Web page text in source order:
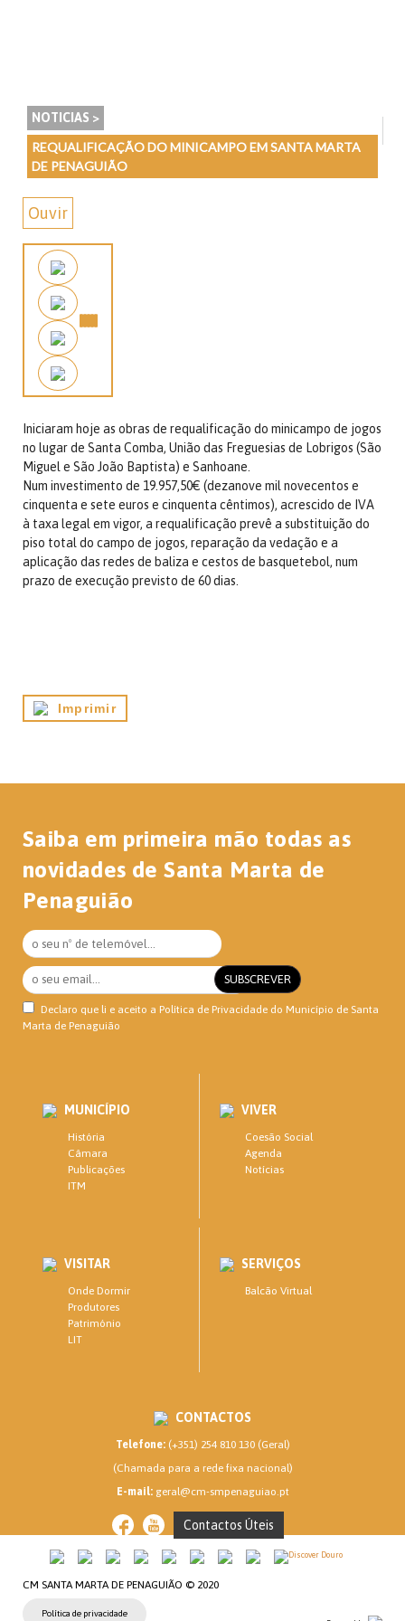
NOTICIAS >
REQUALIFICAÇÃO DO MINICAMPO EM SANTA MARTA
DE PENAGUIÃO
Ouvir
Iniciaram hoje as obras de requalificação do minicampo de jogos
no lugar de Santa Comba, União das Freguesias de Lobrigos (São
Miguel e São João Baptista) e Sanhoane.
Num investimento de 19.957,50€ (dezanove mil novecentos e
cinquenta e sete euros e cinquenta cêntimos), acrescido de IVA
à taxa legal em vigor, a requalificação prevê a substituição do
piso total do campo de jogos, reparação da vedação e a
aplicação das redes de baliza e cestos de basquetebol, num
prazo de execução previsto de 60 dias.
Imprimir
Saiba em primeira mão todas as
novidades de Santa Marta de
Penaguião
Declaro que li e aceito a Política de Privacidade do Município de Santa
Marta de Penaguião
MUNICÍPIO
História
Câmara
Publicações
ITM
VIVER
Coesão Social
Agenda
Notícias
VISITAR
Onde Dormir
Produtores
Património
LIT
SERVIÇOS
Balcão Virtual
CONTACTOS
Telefone:(+351) 254 810 130 (Geral)
(Chamada para a rede fixa nacional)
E-mail:geral@cm-smpenaguiao.pt
Contactos Úteis
CM SANTA MARTA DE PENAGUIÃO © 2020
Política de privacidade